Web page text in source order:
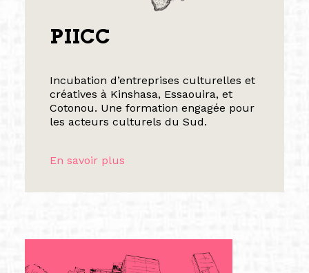
PIICC
Incubation d’entreprises culturelles et
créatives à Kinshasa, Essaouira, et
Cotonou. Une formation engagée pour
les acteurs culturels du Sud.
En savoir plus